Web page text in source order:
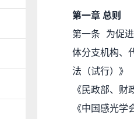
第一章 总则
第一条 为促
体分支机构、
法（试行）》
《民政部、
《中国感光